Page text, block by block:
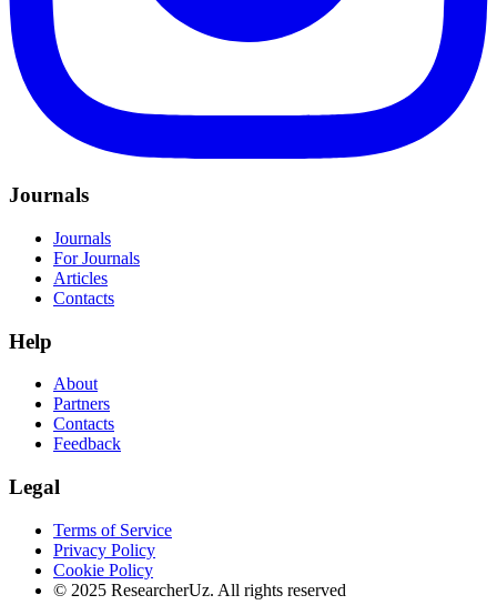
Journals
Journals
For Journals
Articles
Contacts
Help
About
Partners
Contacts
Feedback
Legal
Terms of Service
Privacy Policy
Cookie Policy
© 2025 ResearcherUz. All rights reserved